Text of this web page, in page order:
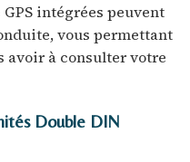
intégrées peuvent
vous permettant
avoir à consulter votre
Double DIN